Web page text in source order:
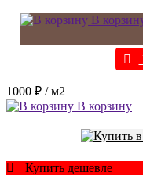
В
1000 ₽ / м2
В корзину
Купить дешевле